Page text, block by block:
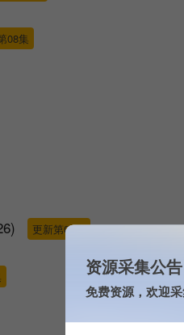
08集
更新第07集
资源采集公告
免费资源，欢迎